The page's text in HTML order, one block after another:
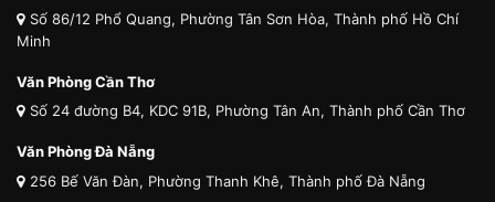
Số 86/12 Phổ Quang, Phường Tân Sơn Hòa, Thành phố Hồ Chí
Minh
Văn Phòng Cần Thơ
Số 24 đường B4, KDC 91B, Phường Tân An, Thành phố Cần Thơ
Văn Phòng Đà Nẵng
256 Bế Văn Đàn, Phường Thanh Khê, Thành phố Đà Nẵng